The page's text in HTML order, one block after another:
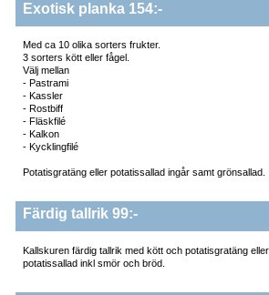
Exotisk planka 154:-
Med ca 10 olika sorters frukter.
3 sorters kött eller fågel.
Välj mellan
- Pastrami
- Kassler
- Rostbiff
- Fläskfilé
- Kalkon
- Kycklingfilé
Potatisgratäng eller potatissallad ingår samt grönsallad.
Färdig tallrik 99:-
Kallskuren färdig tallrik med kött och potatisgratäng eller
potatissallad inkl smör och bröd.